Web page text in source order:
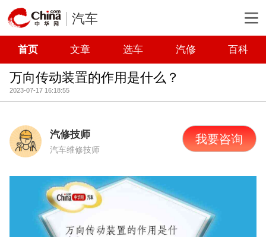
汽车
首页 文章 选车 汽修 百科
万向传动装置的作用是什么？
2023-07-17 16:18:55
汽修技师
汽车维修技师
我要咨询